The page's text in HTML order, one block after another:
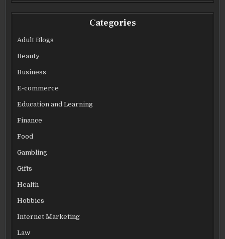
Categories
Adult Blogs
Beauty
Business
E-commerce
Education and Learning
Finance
Food
Gambling
Gifts
Health
Hobbies
Internet Marketing
Law